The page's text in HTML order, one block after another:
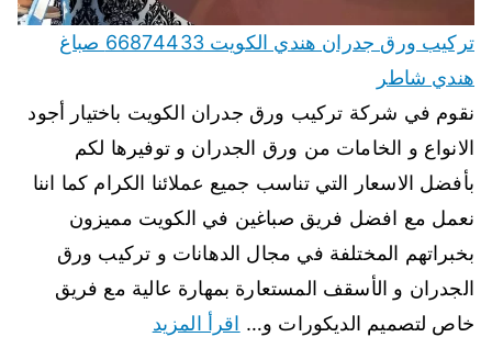
تركيب ورق جدران هندي الكويت 66874433 صباغ
هندي شاطر
نقوم في شركة تركيب ورق جدران الكويت باختيار أجود
الانواع و الخامات من ورق الجدران و توفيرها لكم
بأفضل الاسعار التي تناسب جميع عملائنا الكرام كما اننا
نعمل مع افضل فريق صباغين في الكويت مميزون
بخبراتهم المختلفة في مجال الدهانات و تركيب ورق
الجدران و الأسقف المستعارة بمهارة عالية مع فريق
خاص لتصميم الديكورات و… اقرأ المزيد